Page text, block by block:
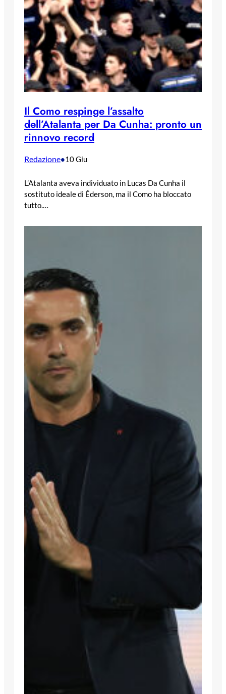
Il Como respinge l’assalto
dell’Atalanta per Da Cunha: pronto un
rinnovo record
Redazione•10 Giu
L’Atalanta aveva individuato in Lucas Da Cunha il
sostituto ideale di Éderson, ma il Como ha bloccato
tutto.…